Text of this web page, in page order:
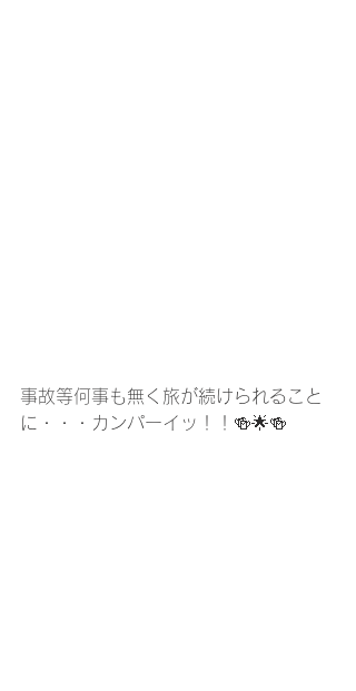
事故等何事も無く旅が続けられること
に・・・カンパーイッ！！🍻🌟🍻